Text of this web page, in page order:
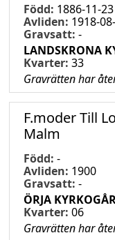
Född: 1886-11-23
Avliden: 1918-
Gravsatt: -
LANDSKRONA
Kvarter: 33
Gravrätten har
F.moder Till
Malm
Född: -
Avliden: 1900
Gravsatt: -
ÖRJA
Kvarter: 06
Gravrätten har